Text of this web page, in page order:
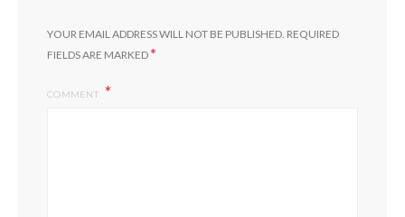
YOUR EMAIL ADDRESS WILL NOT BE PUBLISHED. REQUIRED
FIELDS ARE MARKED*
COMMENT